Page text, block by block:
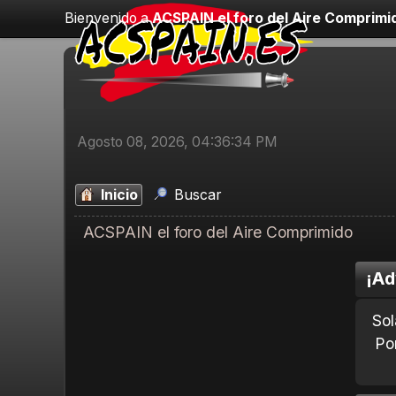
Bienvenido aACSPAIN el foro del Aire
Agosto 08, 2026, 04:36:34 PM
Inicio Buscar
ACSPAIN el foro del Aire Comprimido